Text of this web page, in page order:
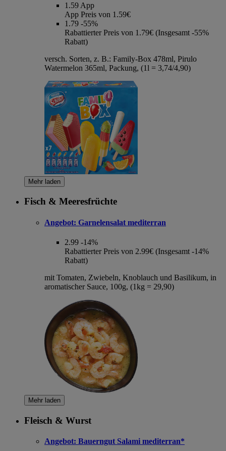
1.59 App
App Preis von 1.59€
1.79 -55%
Rabattierter Preis von 1.79€ (Insgesamt -55%
Rabatt)
versch. Sorten, z. B.: Family-Box 478ml, Pirulo
Watermelon 365ml, Packung, (1l = 3,74/4,90)
Mehr laden
Fisch & Meeresfrüchte
Angebot: Garnelensalat mediterran
2.99 -14%
Rabattierter Preis von 2.99€ (Insgesamt -14%
Rabatt)
mit Tomaten, Zwiebeln, Knoblauch und Basilikum, in
aromatischer Sauce, 100g, (1kg = 29,90)
Mehr laden
Fleisch & Wurst
Angebot: Bauerngut Salami mediterran*